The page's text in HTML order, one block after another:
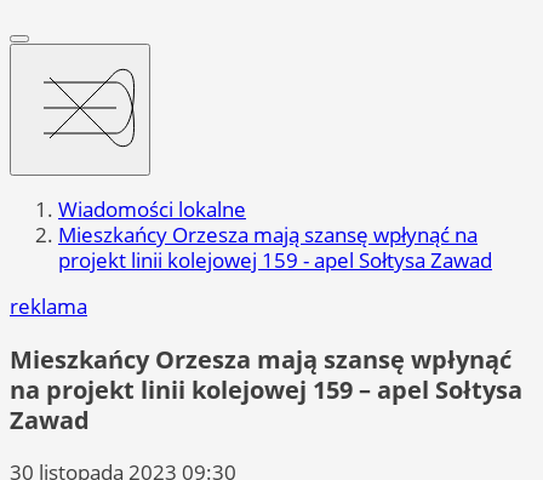
Wiadomości lokalne
Mieszkańcy Orzesza mają szansę wpłynąć na
projekt linii kolejowej 159 - apel Sołtysa Zawad
reklama
Mieszkańcy Orzesza mają szansę wpłynąć
na projekt linii kolejowej 159 – apel Sołtysa
Zawad
30 listopada 2023 09:30